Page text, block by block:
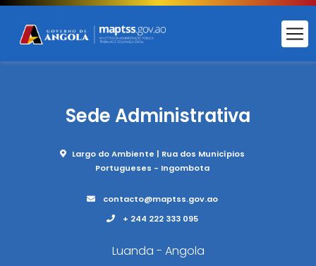
Sede Administrativa
Largo do Ambiente | Rua dos Municípios
Portugueses - Ingombota
contacto@maptss.gov.ao
+ 244 222 333 095
Luanda - Angola